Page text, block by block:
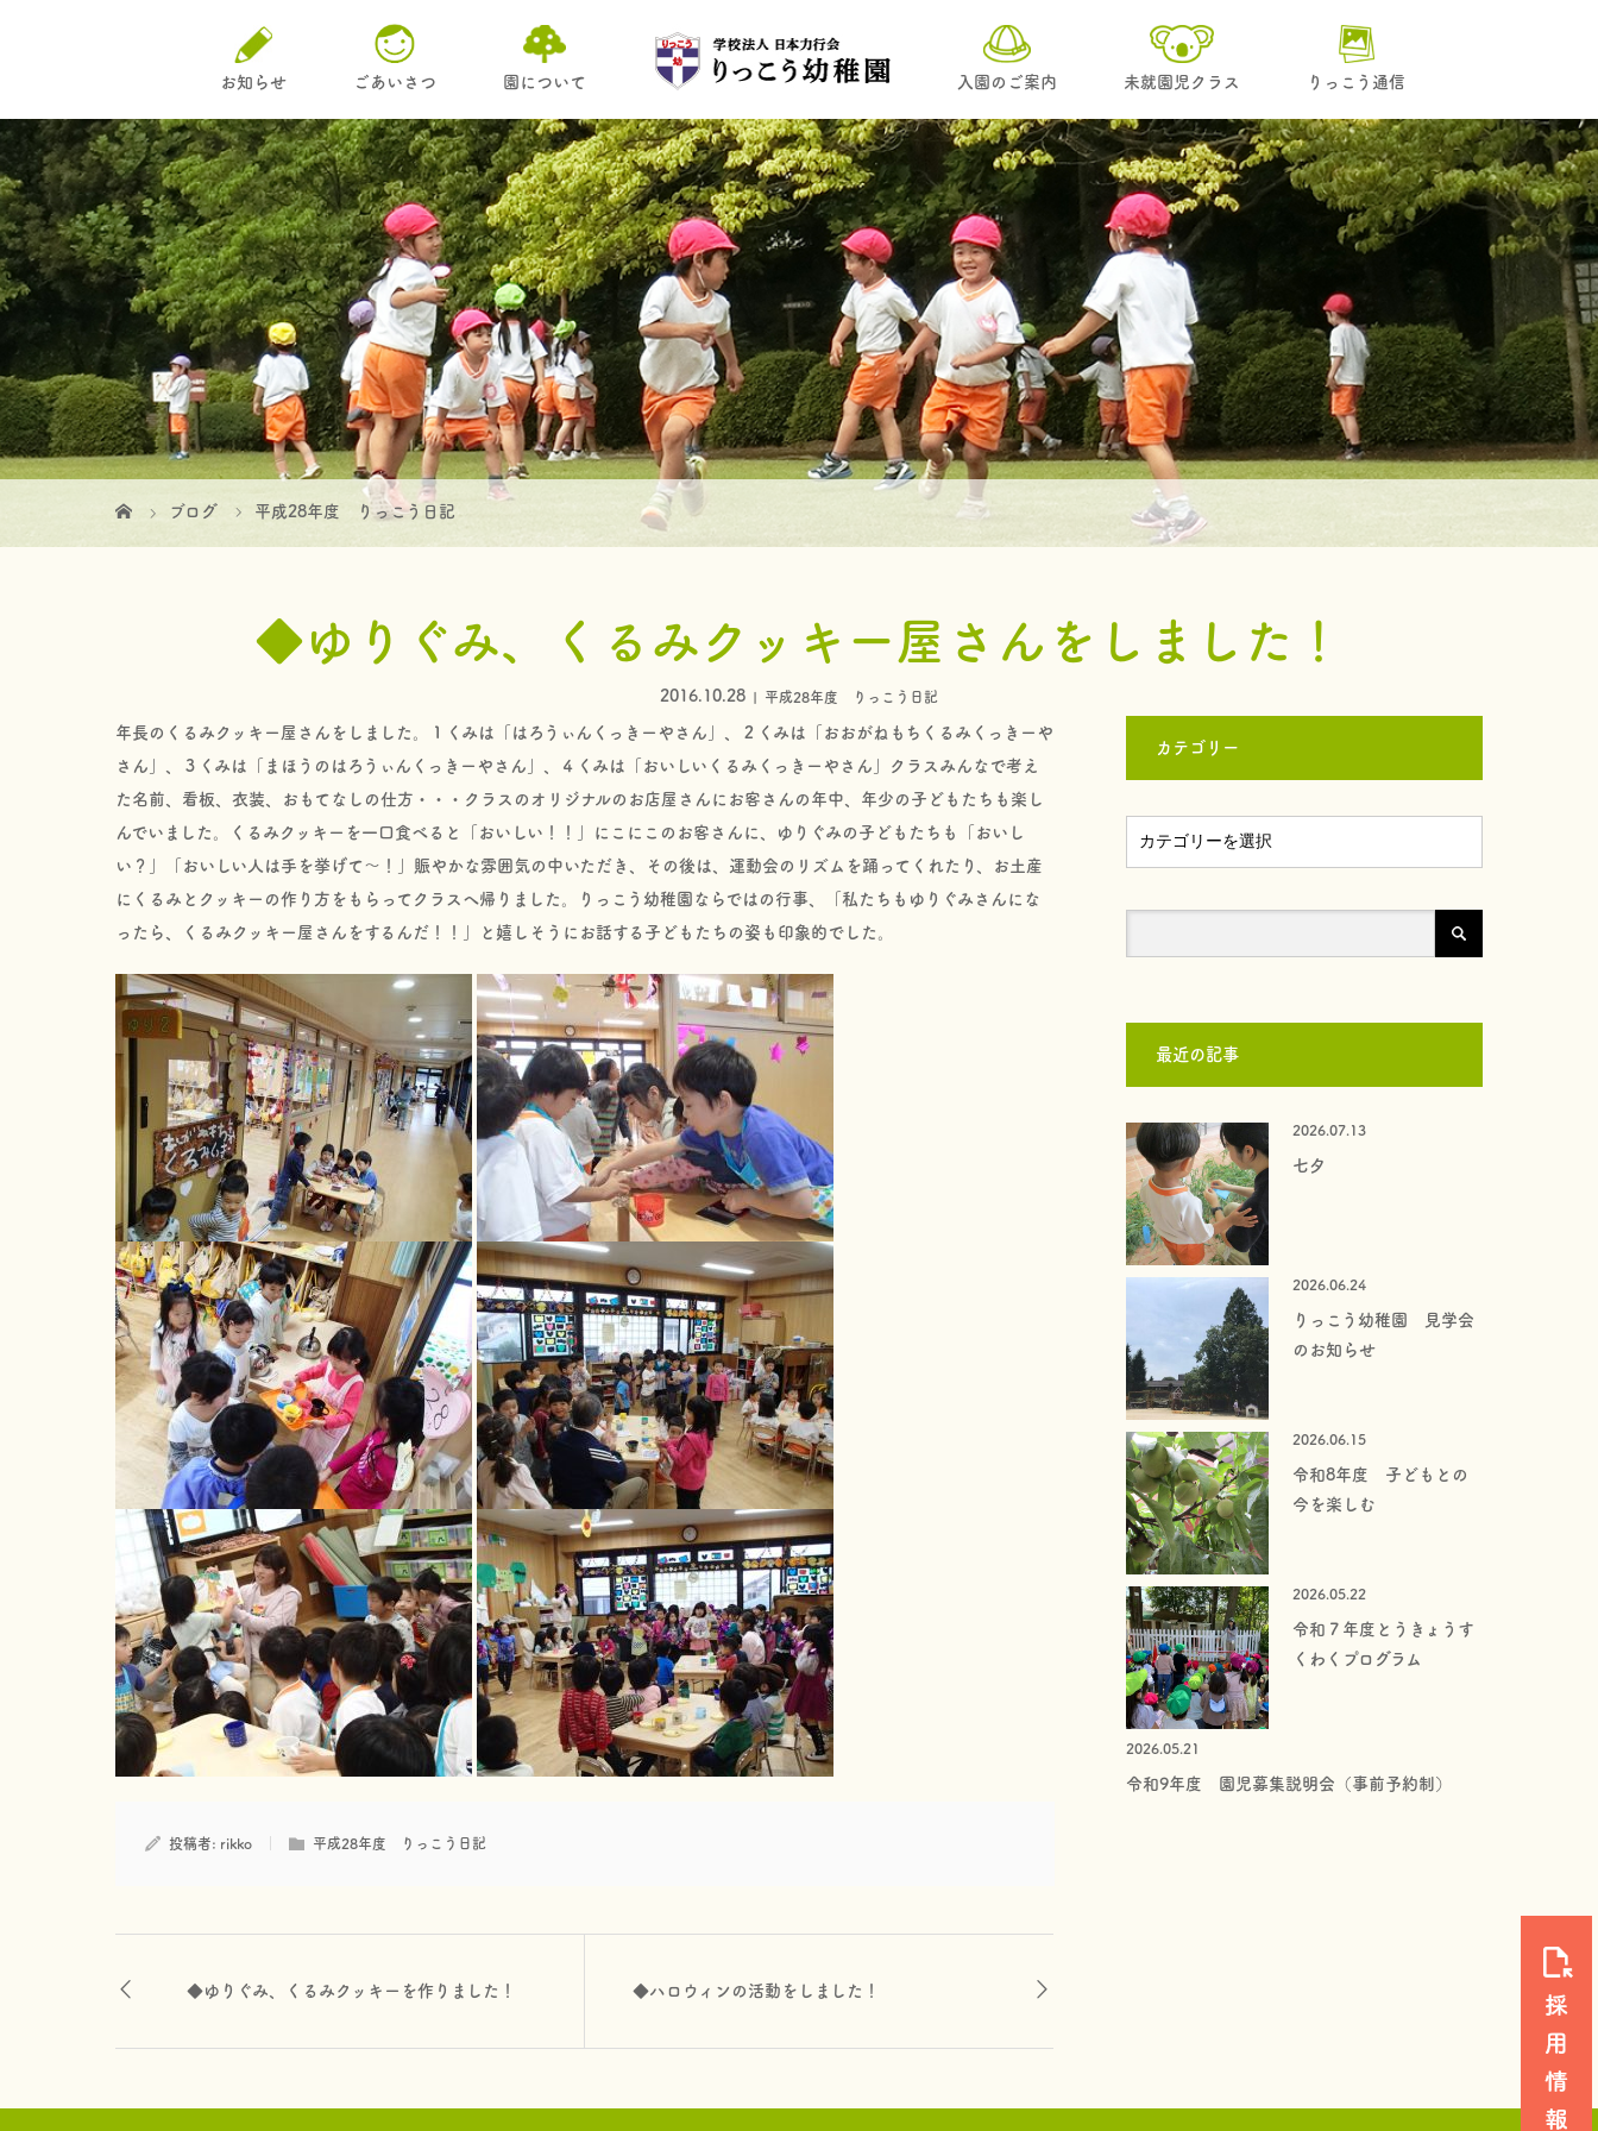
お知らせ ごあいさつ 園について 入園のご案内 未就園児クラス りっこう通信
ブログ 平成28年度 りっこう日記
◆ゆりぐみ、くるみクッキー屋さんをしました！
2016.10.28 平成28年度 りっこう日記
年長のくるみクッキー屋さんをしました。１くみは「はろうぃんくっきーやさん」、２くみは「おおがねもちくるみくっきーや
さん」、３くみは「まほうのはろうぃんくっきーやさん」、４くみは「おいしいくるみくっきーやさん」クラスみんなで考え
た名前、看板、衣装、おもてなしの仕方・・・クラスのオリジナルのお店屋さんにお客さんの年中、年少の子どもたちも楽し
んでいました。くるみクッキーを一口食べると「おいしい！！」にこにこのお客さんに、ゆりぐみの子どもたちも「おいし
い？」「おいしい人は手を挙げて～！」賑やかな雰囲気の中いただき、その後は、運動会のリズムを踊ってくれたり、お土産
にくるみとクッキーの作り方をもらってクラスへ帰りました。りっこう幼稚園ならではの行事、「私たちもゆりぐみさんにな
ったら、くるみクッキー屋さんをするんだ！！」と嬉しそうにお話する子どもたちの姿も印象的でした。
投稿者: rikko 平成28年度 りっこう日記
◆ゆりぐみ、くるみクッキーを作りました！ ◆ハロウィンの活動をしました！
カテゴリー
最近の記事
2026.07.13
七夕
2026.06.24
りっこう幼稚園 見学会
のお知らせ
2026.06.15
令和8年度 子どもとの
今を楽しむ
2026.05.22
令和７年度とうきょうす
くわくプログラム
2026.05.21
令和9年度 園児募集説明会（事前予約制）